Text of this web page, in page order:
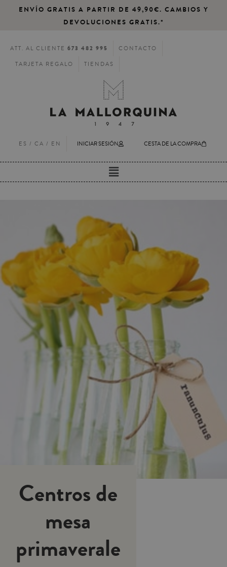
ENVÍO GRATIS A PARTIR DE 49,90€. CAMBIOS Y
DEVOLUCIONES GRATIS.*
ATT. AL CLIENTE 673 482 995 CONTACTO
TARJETA REGALO TIENDAS
ES / CA / EN INICIAR SESIÓN CESTA DE LA COMPRA
Centros de
mesa
primaverale